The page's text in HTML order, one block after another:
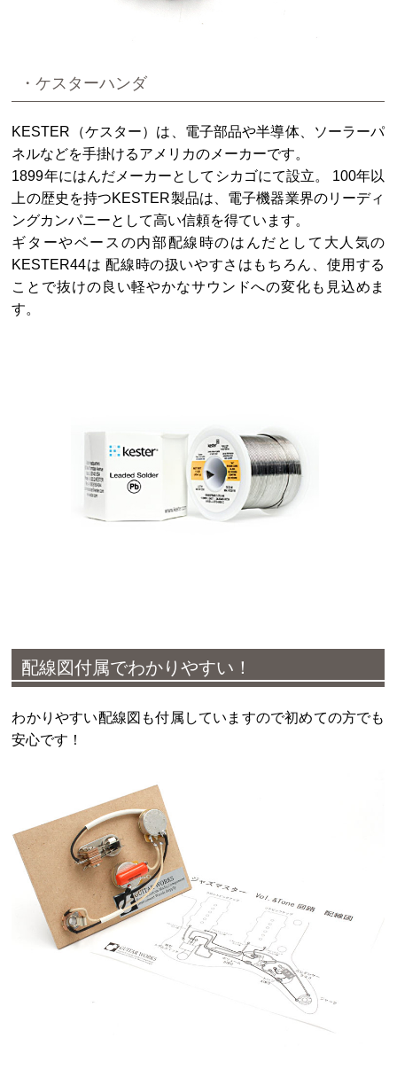
・ケスターハンダ
KESTER（ケスター）は、電子部品や半導体、ソーラーパ
ネルなどを手掛けるアメリカのメーカーです。
1899年にはんだメーカーとしてシカゴにて設立。 100年以
上の歴史を持つKESTER製品は、電子機器業界のリーディ
ングカンパニーとして高い信頼を得ています。
ギターやベースの内部配線時のはんだとして大人気の
KESTER44は 配線時の扱いやすさはもちろん、使用する
ことで抜けの良い軽やかなサウンドへの変化も見込めま
す。
配線図付属でわかりやすい！
わかりやすい配線図も付属していますので初めての方でも
安心です！